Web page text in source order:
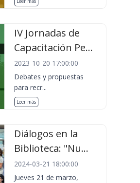
IV Jornadas de
Capacitación Pe...
2023-10-20 17:00:00
Debates y propuestas
para recr...
Leer más
Diálogos en la
Biblioteca: "Nu...
2024-03-21 18:00:00
Jueves 21 de marzo,